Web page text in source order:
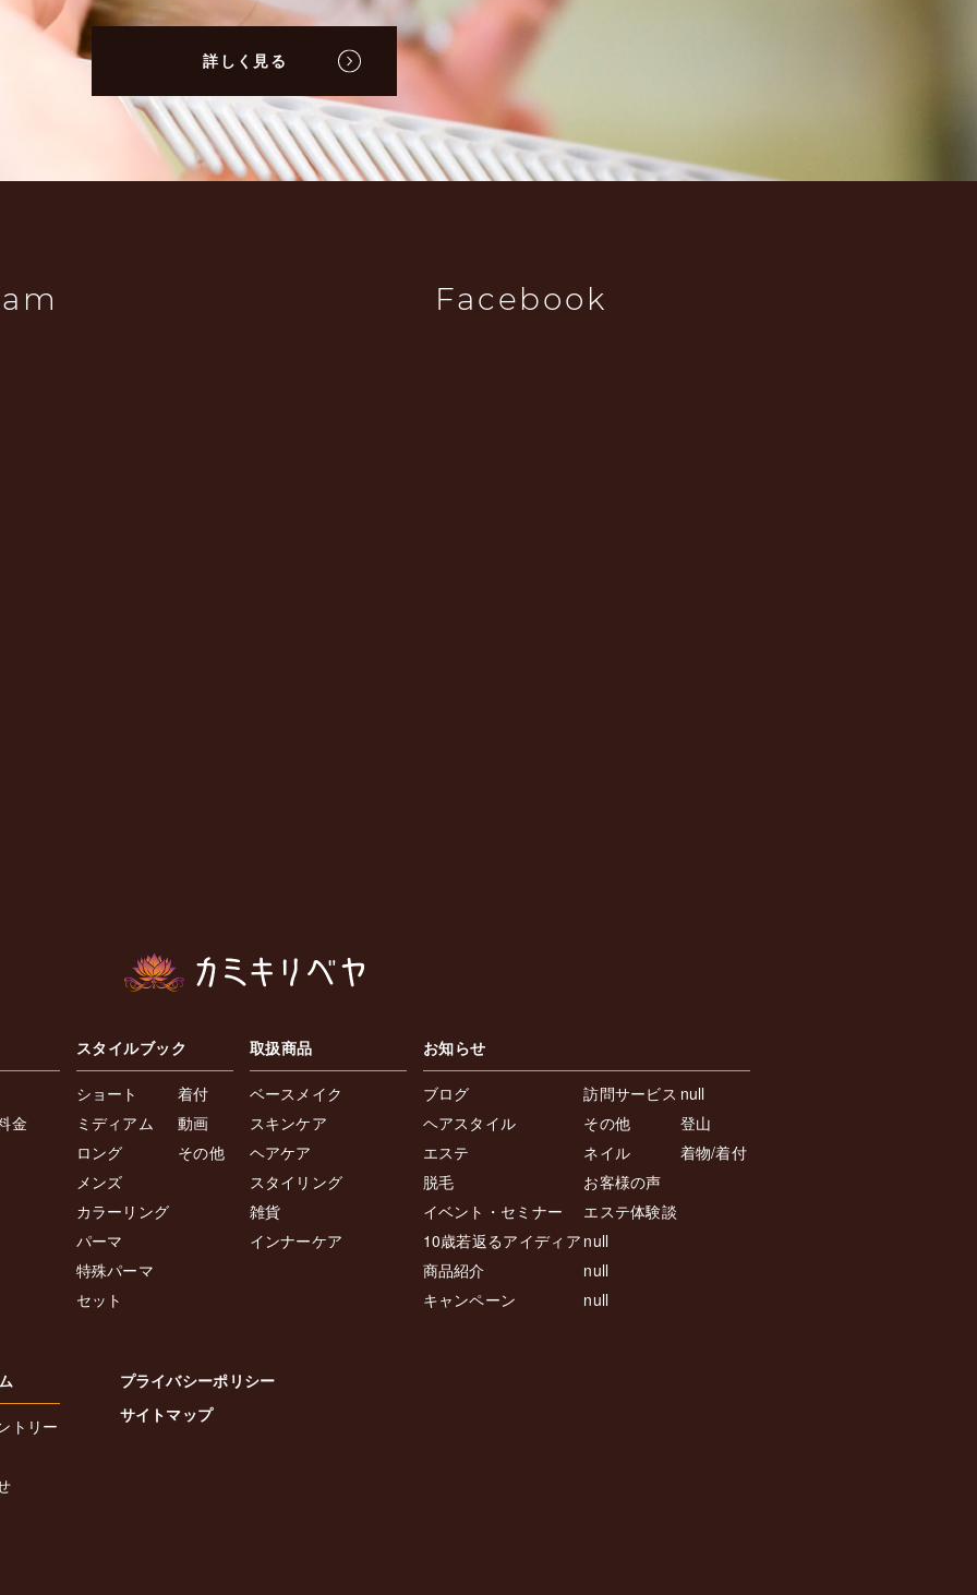
詳しく見る
Facebook
金
スタイルブック
ショート
ミディアム
ロング
メンズ
カラーリング
パーマ
特殊パーマ
セット
着付
動画
その他
取扱商品
ベースメイク
スキンケア
ヘアケア
スタイリング
雑貨
インナーケア
お知らせ
ブログ
ヘアスタイル
エステ
脱毛
イベント・セミナー
10歳若返るアイディア
商品紹介
キャンペーン
訪問サービス
その他
ネイル
お客様の声
エステ体験談
null
null
null
null
登山
着物/着付
トリー
プライバシーポリシー
サイトマップ